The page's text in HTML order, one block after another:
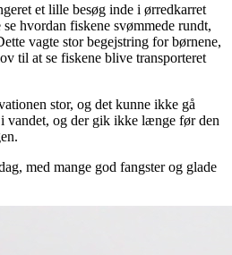
et lille besøg inde i ørredkarret
hvordan fiskene svømmede rundt,
vagte stor begejstring for børnene,
til at se fiskene blive transporteret
stor, og det kunne ikke gå
vandet, og der gik ikke længe før den
med mange god fangster og glade